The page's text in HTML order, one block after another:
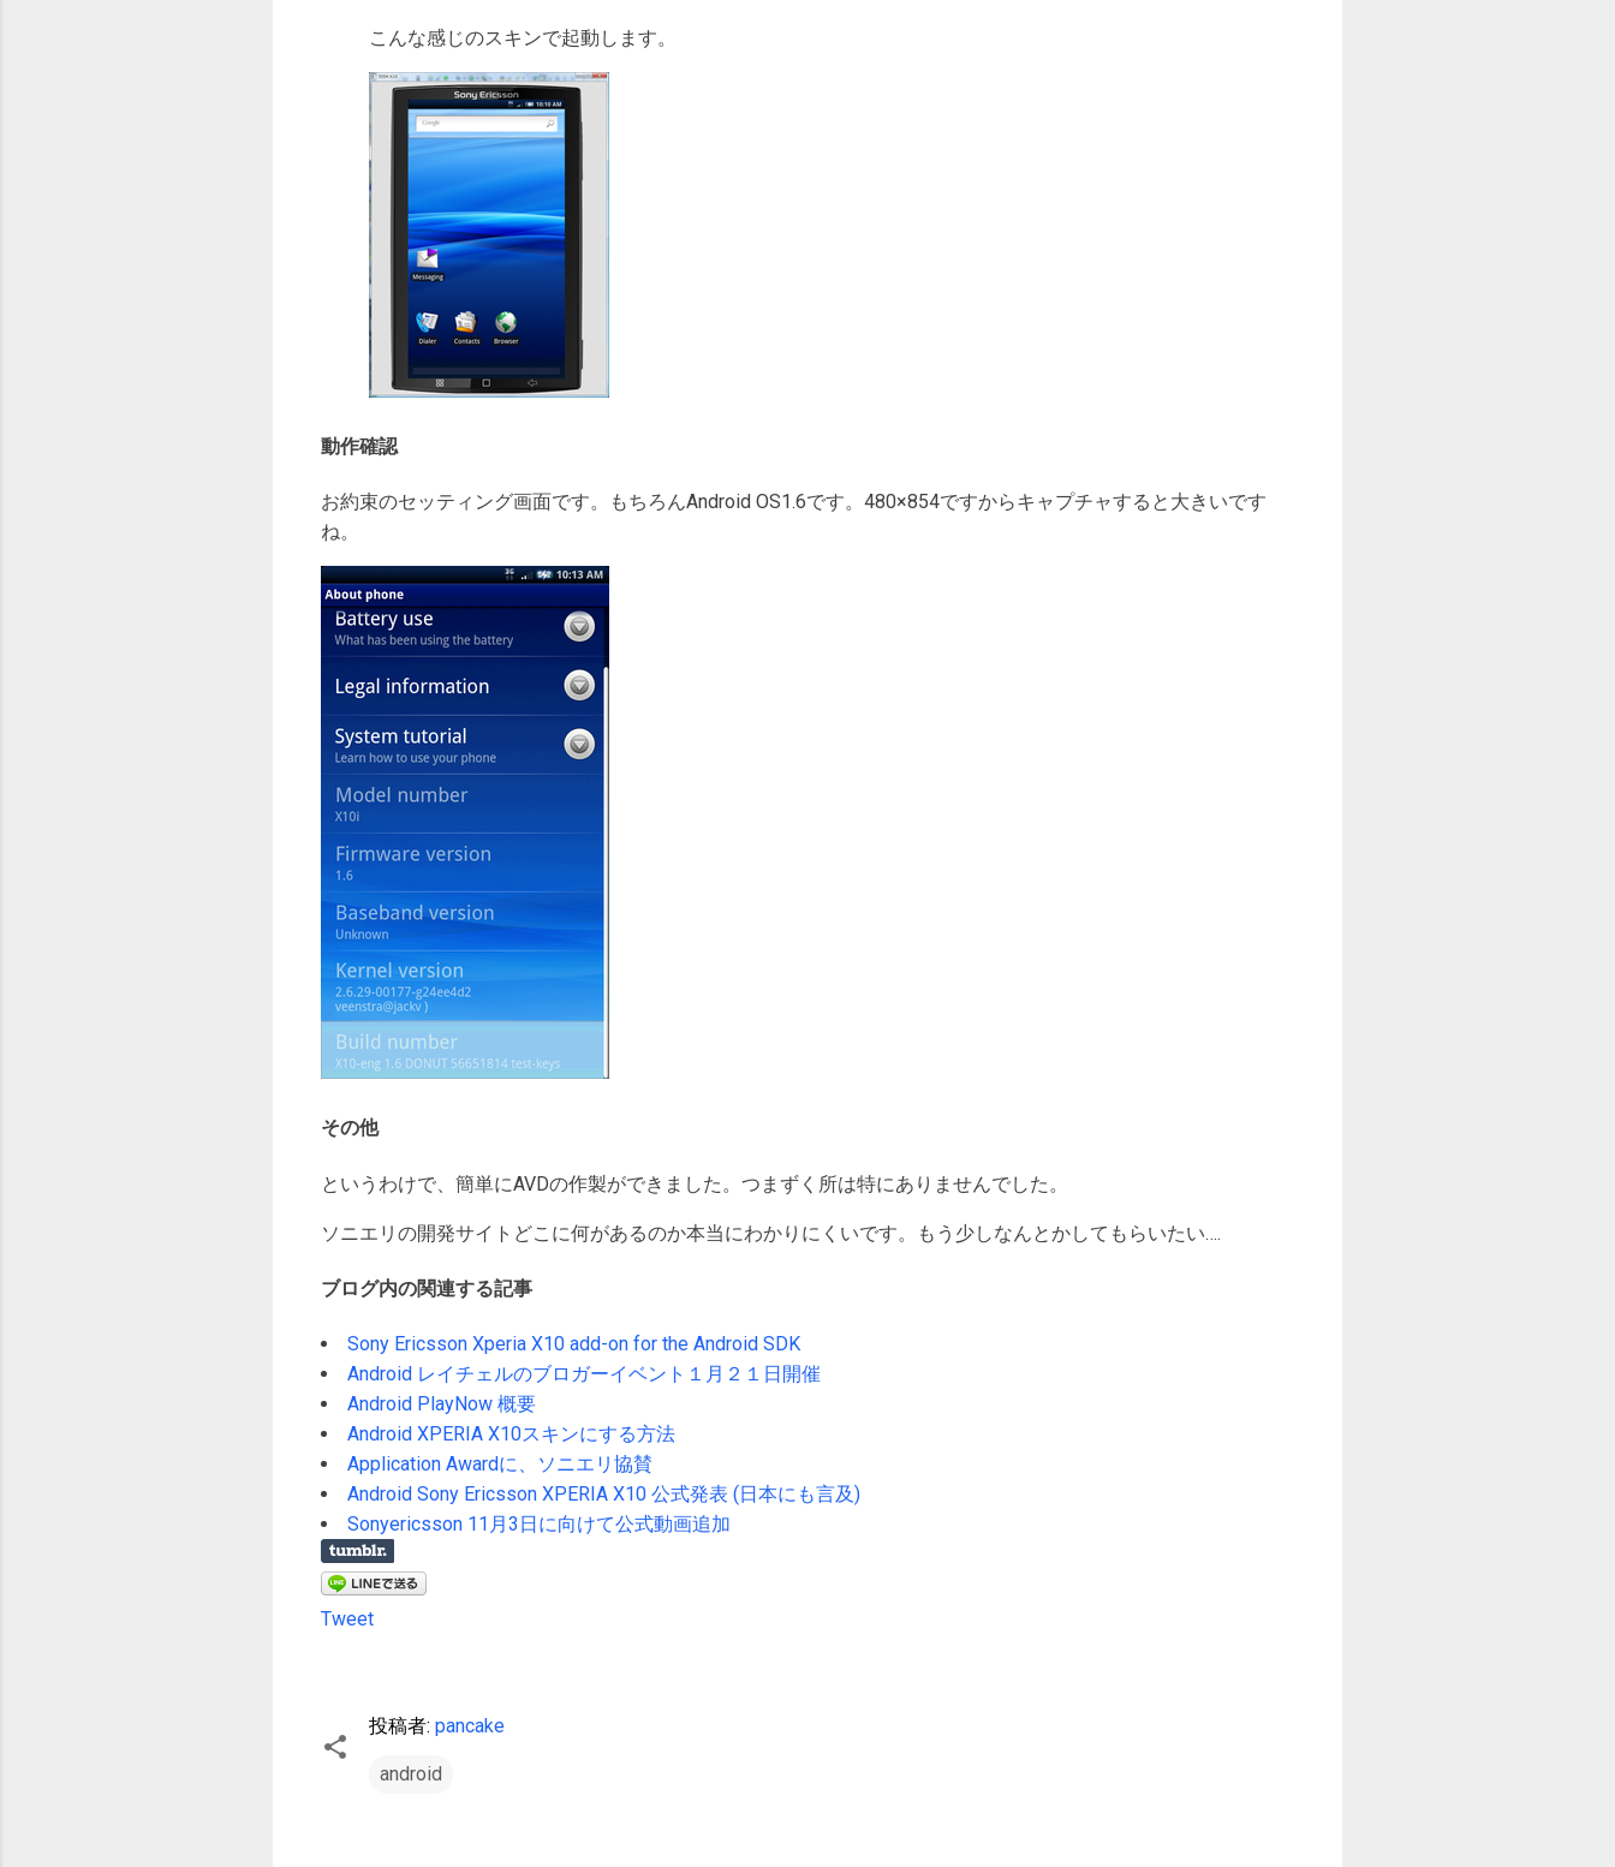
こんな感じのスキンで起動します。
動作確認
お約束のセッティング画面です。もちろんAndroid OS1.6です。480×854ですからキャプチャすると大きいです
ね。
その他
というわけで、簡単にAVDの作製ができました。つまずく所は特にありませんでした。
ソニエリの開発サイトどこに何があるのか本当にわかりにくいです。もう少しなんとかしてもらいたい….
ブログ内の関連する記事
Sony Ericsson Xperia X10 add-on for the Android SDK
Android レイチェルのブロガーイベント１月２１日開催
Android PlayNow 概要
Android XPERIA X10スキンにする方法
Application Awardに、ソニエリ協賛
Android Sony Ericsson XPERIA X10 公式発表 (日本にも言及)
Sonyericsson 11月3日に向けて公式動画追加
Tweet
投稿者: pancake
android